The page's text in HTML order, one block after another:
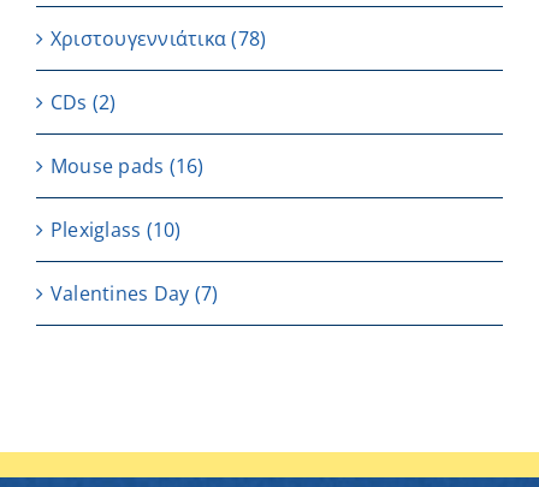
Χριστουγεννιάτικα(78)
CDs (2)
Μouse pads (16)
Plexiglass (10)
Valentines Day (7)